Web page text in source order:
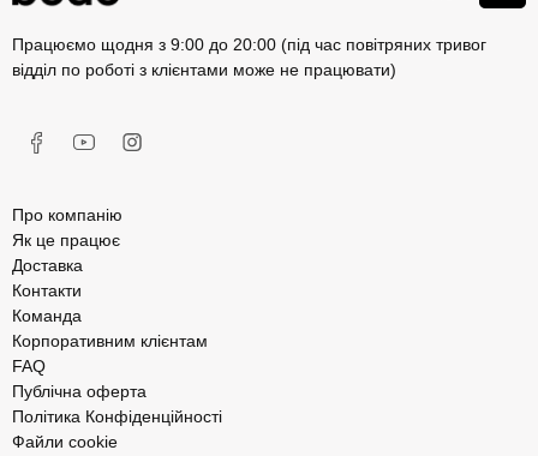
Працюємо щодня з 9:00 до 20:00 (під час повітряних тривог
відділ по роботі з клієнтами може не працювати)
Про компанію
Як це працює
Доставка
Контакти
Команда
Корпоративним клієнтам
FAQ
Публічна оферта
Політика Конфіденційності
Файли cookie